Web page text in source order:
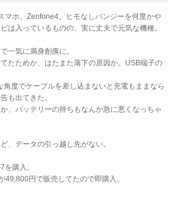
マホ、Zenfone4。ヒモなしバンジーを何度かや
は入っているものの、実に丈夫で元気な機種。
一気に満身創痍に。
たためか、はたまた落下の原因か。USB端子の
角度でケーブルを差し込まないと充電もままなら
も出てきた。
、バッテリーの持ちもなんか急に悪くなっちゃ
、データの引っ越し先がない。
を購入。
49,800円で販売してたので即購入。